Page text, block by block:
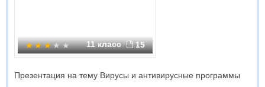
11 класс 15
Презентация на тему Вирусы и антивирусные программы